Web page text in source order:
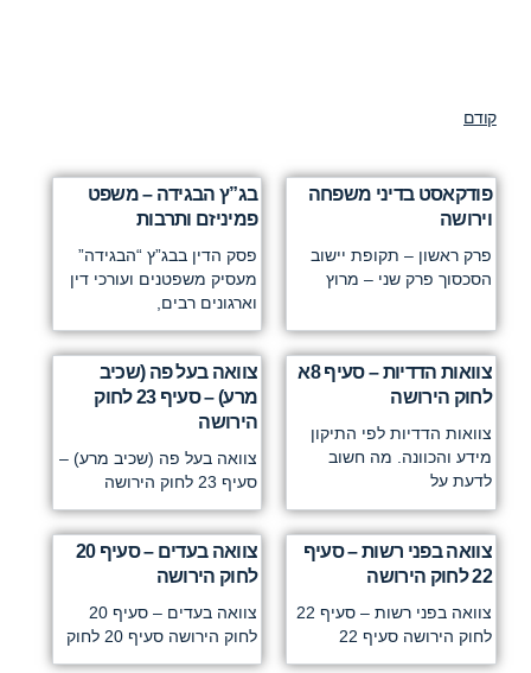
קודם
פודקאסט בדיני משפחה
וירושה
פרק ראשון – תקופת יישוב
הסכסוך פרק שני – מרוץ
בג”ץ הבגידה – משפט
פמיניזם ותרבות
פסק הדין בבג”ץ “הבגידה”
מעסיק משפטנים ועורכי דין
וארגונים רבים,
צוואות הדדיות – סעיף 8א
לחוק הירושה
צוואות הדדיות לפי התיקון
מידע והכוונה. מה חשוב
לדעת על
צוואה בעל פה (שכיב
מרע) – סעיף 23 לחוק
הירושה
צוואה בעל פה (שכיב מרע) –
סעיף 23 לחוק הירושה
צוואה בפני רשות – סעיף
22 לחוק הירושה
צוואה בפני רשות – סעיף 22
לחוק הירושה סעיף 22
צוואה בעדים – סעיף 20
לחוק הירושה
צוואה בעדים – סעיף 20
לחוק הירושה סעיף 20 לחוק